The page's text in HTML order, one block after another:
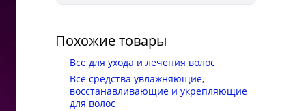
Похожие товары
Все для ухода и лечения волос
Все средства увлажняющие,
восстанавливающие и укрепляющие
для волос